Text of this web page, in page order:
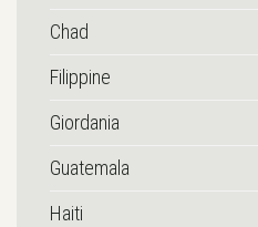
Chad
Filippine
Giordania
Guatemala
Haiti